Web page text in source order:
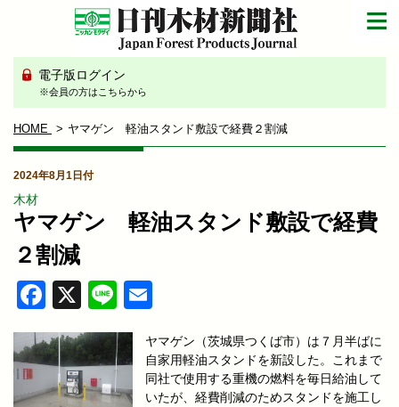
電子版ログイン
※会員の方はこちらから
HOME ヤマゲン 軽油スタンド敷設で経費２割減
2024年8月1日付
木材
ヤマゲン 軽油スタンド敷設で経費
２割減
Facebook
X Line
ヤマゲン（茨城県つくば市）は７月半ばに
自家用軽油スタンドを新設した。これまで
同社で使用する重機の燃料を毎日給油して
いたが、経費削減のためスタンドを施工し